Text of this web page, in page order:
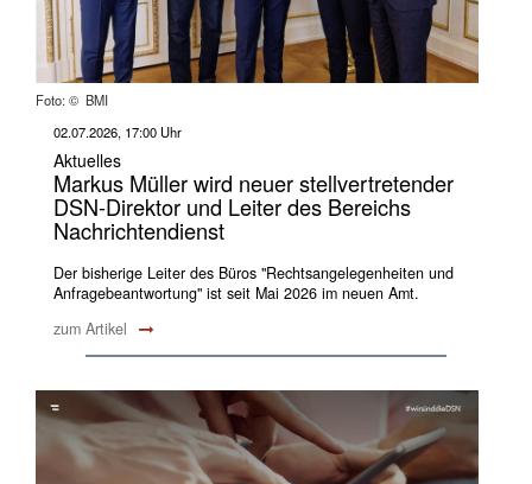
Foto: © BMI
02.07.2026, 17:00 Uhr
Aktuelles
Markus Müller wird neuer stellvertretender
DSN-Direktor und Leiter des Bereichs
Nachrichtendienst
Der bisherige Leiter des Büros "Rechtsangelegenheiten und
Anfragebeantwortung" ist seit Mai 2026 im neuen Amt.
zum Artikel